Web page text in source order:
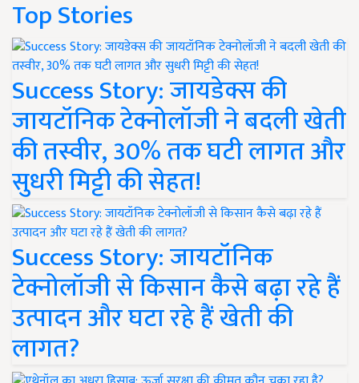
Top Stories
Success Story: जायडेक्स की
जायटॉनिक टेक्नोलॉजी ने बदली खेती
की तस्वीर, 30% तक घटी लागत और
सुधरी मिट्टी की सेहत!
Success Story: जायटॉनिक
टेक्नोलॉजी से किसान कैसे बढ़ा रहे हैं
उत्पादन और घटा रहे हैं खेती की
लागत?